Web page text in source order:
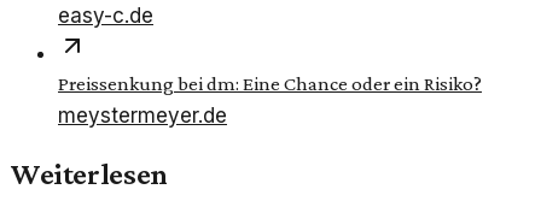
easy-c.de
Preissenkung bei dm: Eine Chance oder ein Risiko?
meystermeyer.de
Weiterlesen